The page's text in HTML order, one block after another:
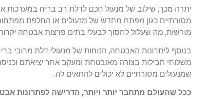
יתרה מכך, שילוב של מנעול חכם לדלת רב בריח במערכות
מסורתיים כגון מפתח מחדש של מנעולים או החלפת
מורשות, מה שעלול לחסוך לבעלי בתים פרצות אבטחה יקרות
בנוסף ליתרונות האבטחה, הנוחות של מנעולי דלת מרובי
משלוחי חבילות בצורה מאובטחת ומעקב אחר יציאתם
שמנעולים מסורתיים לא יכולים להתאים לה.
ככל שהעולם מתחבר יותר ויותר, הדרישה לפתרונות